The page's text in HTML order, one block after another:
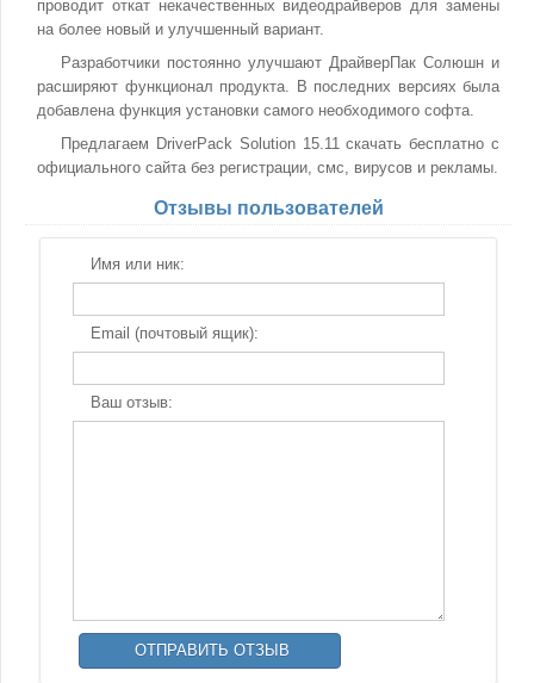
проводит откат некачественных видеодрайверов для замены
на более новый и улучшенный вариант.
Разработчики постоянно улучшают ДрайверПак Солюшн и
расширяют функционал продукта. В последних версиях была
добавлена функция установки самого необходимого софта.
Предлагаем DriverPack Solution 15.11 скачать бесплатно с
официального сайта без регистрации, смс, вирусов и рекламы.
Отзывы пользователей
Имя или ник:
Email (почтовый ящик):
Ваш отзыв: